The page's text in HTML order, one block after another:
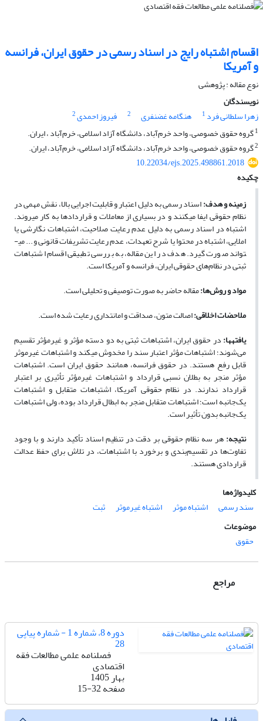
اقسام اشتباه رایج در اسناد رسمی در حقوق ایران، فرانسه
و آمریکا
نوع مقاله : پژوهشی
نویسندگان
زهرا سلطانی فرد 1 هنگامه غضنفری 2 فیروز احمدی2
1گروه حقوق خصوصی، واحد خرم‌آباد، دانشگاه آزاد اسلامی، خرم‌آباد ، ایران.
2گروه حقوق خصوصی، واحد خرم‌آباد، دانشگاه آزاد اسلامی، خرم‌آباد، ایران.
10.22034/ejs.2025.498861.2018
چکیده
زمینه و هدف:اسناد رسمی به دلیل اعتبار و قابلیت اجرایی بالا، نقش مهمی در
نظام حقوقی ایفا می­کنند و در بسیاری از معاملات و قراردادها به کار می­روند.
اشتباه در اسناد رسمی به دلیل عدم رعایت صلاحیت، اشتباهات نگارشی یا
املایی، اشتباه در محتوا یا شرح تعهدات، عدم رعایت تشریفات قانونی و... می­
تواند صورت گیرد. هدف در این مقاله، به بررسی تطبیقی اقسام اشتباهات
ثبتی در نظام‌های حقوقی ایران، فرانسه و آمریکا است.
مواد و روش‌ها:مقاله حاضر به صورت توصیفی و تحلیلی است.
ملاحضات اخلاقی:اصالت متون، صداقت و امانتداری رعایت شده است.
یافته­ها:در حقوق ایران، اشتباهات ثبتی به دو دسته مؤثر و غیرمؤثر تقسیم
می‌شوند؛ اشتباهات مؤثر اعتبار سند را مخدوش می­کند و اشتباهات غیرموثر
قابل رفع هستند. در حقوق فرانسه، همانند حقوق ایران است. اشتباهات
مؤثر منجر به بطلان نسبی قرارداد و اشتباهات غیرمؤثر تأثیری بر اعتبار
قرارداد ندارند. در نظام حقوقی آمریکا، اشتباهات متقابل و اشتباهات
یک‌جانبه است؛ اشتباهات متقابل منجر به ابطال قرارداد بوده، ولی اشتباهات
یک‌جانبه بدون تأثیر است.
نتیجه­:هر سه نظام حقوقی بر دقت در تنظیم اسناد تأکید دارند و با وجود
تفاوت‌ها در تقسیم‌بندی و برخورد با اشتباهات، در تلاش برای حفظ عدالت
قراردادی هستند.
کلیدواژه‌ها
سند رسمی
اشتباه موثر اشتباه غیرموثر
ثبت
موضوعات
حقوق
مراجع
دوره 8، شماره 1 - شماره پیاپی
28
فصلنامه علمی مطالعات فقه
اقتصادی
بهار 1405
صفحه15-32